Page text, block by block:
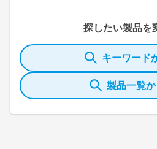
探したい製品を
キーワード
製品一覧